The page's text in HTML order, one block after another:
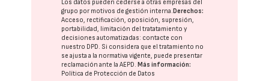
Los datos pueden cederse a otras empresas del
grupo por motivos de gestión interna. Derechos:
Acceso, rectificación, oposición, supresión,
portabilidad, limitación del tratatamiento y
decisiones automatizadas: contacte con
nuestro DPD. Si considera que el tratamiento no
se ajusta a la normativa vigente, puede presentar
reclamación ante laAEPD. Más información:
Política de Protección de Datos